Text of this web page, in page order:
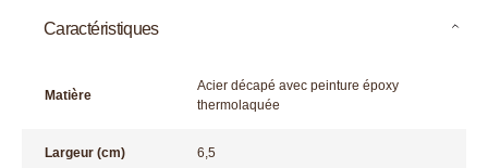
Caractéristiques
Matière
Acier décapé avec peinture époxy
thermolaquée
Largeur (cm) 6,5